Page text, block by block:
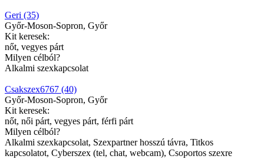
Geri (35)
Győr-Moson-Sopron, Győr
Kit keresek:
nőt, vegyes párt
Milyen célból?
Alkalmi szexkapcsolat
Csakszex6767 (40)
Győr-Moson-Sopron, Győr
Kit keresek:
nőt, női párt, vegyes párt, férfi párt
Milyen célból?
Alkalmi szexkapcsolat, Szexpartner hosszú távra, Titkos
kapcsolatot, Cyberszex (tel, chat, webcam), Csoportos szexre